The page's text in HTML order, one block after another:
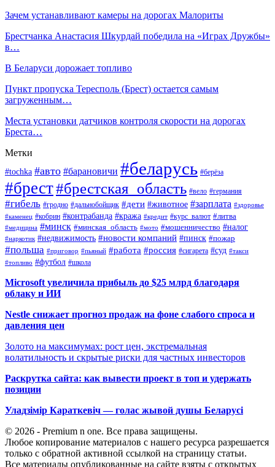
Зачем устанавливают камеры на дорогах Малориты
Брестчанка Анастасия Шкурдай победила на «Играх Дружбы»
в…
В Беларуси дорожает топливо
Пункт пропуска Тересполь (Брест) остается самым
загруженным…
Места установки датчиков контроля скорости на дорогах
Бреста…
Метки
#tochka #авто #барановичи #беларусь #берёза
#брест#брестская_область #вело #германия
#гибель #гродно #дальнобойщик #дети #животное #зарплата #здоровье
#каменец #кобрин #контрабанда #кража #кредит #курс_валют #литва
#медицина #минск #минская_область #мото #мошенничество #налог
#наркотик #недвижимость #новости компаний #пинск #пожар
#польша #приговор #пьяный #работа #россия #сигарета #суд #такси
#топливо #футбол #школа
Microsoft увеличила прибыль до $25 млрд благодаря
облаку и ИИ
Nestle снижает прогноз продаж на фоне слабого спроса и
давления цен
Золото на максимумах: рост цен, экстремальная
волатильность и скрытые риски для частных инвесторов
Раскрутка сайта: как вывести проект в топ и удержать
позиции
Уладзімір Караткевіч — голас жывой душы Беларусі
© 2026 - Premium n one. Все права защищены.
Любое копирование материалов с нашего ресурса разрешается
только с обратной активной ссылкой на страницу статьи.
Все материалы опубликованные на сайте взяты с открытых